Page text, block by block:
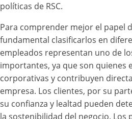
políticas de RSC.
Para comprender mejor el papel
fundamental clasificarlos en
empleados representan uno de
importantes, ya que son quienes
corporativas y contribuyen
empresa. Los clientes, por su
su confianza y lealtad pueden
la sostenibilidad del negocio. Los